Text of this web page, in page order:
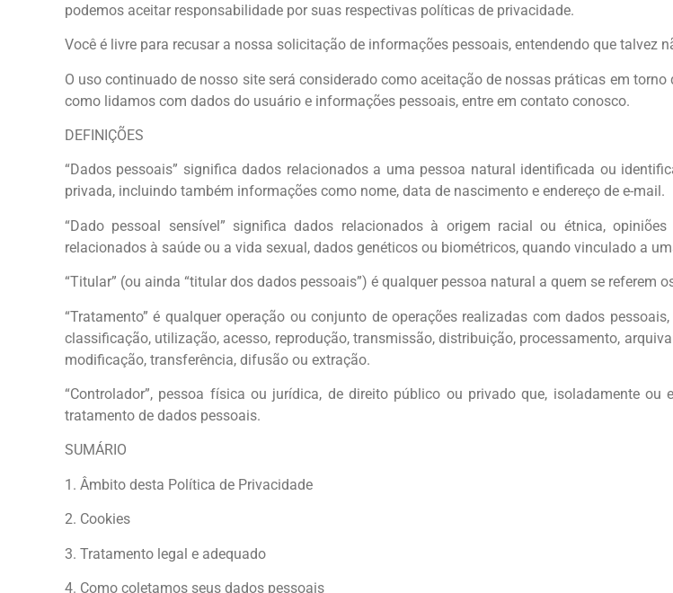
podemos aceitar responsabilidade por suas respectivas políticas de privacidade.
Você é livre para recusar a nossa solicitação de informações pessoais, entendendo que talvez
O uso continuado de nosso site será considerado como aceitação de nossas práticas em
como lidamos com dados do usuário e informações pessoais, entre em contato conosco.
DEFINIÇÕES
“Dados pessoais” significa dados relacionados a uma pessoa natural identificada ou
privada, incluindo também informações como nome, data de nascimento e endereço de e-mail.
“Dado pessoal sensível” significa dados relacionados à origem racial ou étnica,
relacionados à saúde ou a vida sexual, dados genéticos ou biométricos, quando vinculado a
“Titular” (ou ainda “titular dos dados pessoais”) é qualquer pessoa natural a quem se referem
“Tratamento” é qualquer operação ou conjunto de operações realizadas com dados
classificação, utilização, acesso, reprodução, transmissão, distribuição, processamento,
modificação, transferência, difusão ou extração.
“Controlador”, pessoa física ou jurídica, de direito público ou privado que, isoladamente
tratamento de dados pessoais.
SUMÁRIO
1. Âmbito desta Política de Privacidade
2. Cookies
3. Tratamento legal e adequado
4. Como coletamos seus dados pessoais